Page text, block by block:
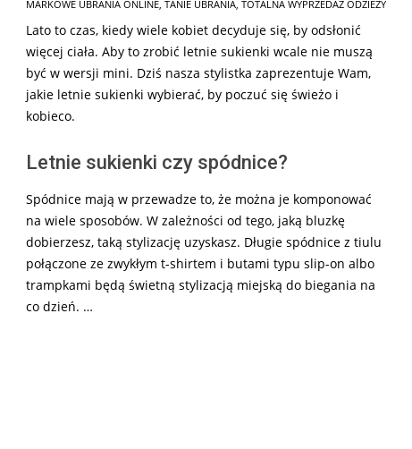
MARKOWE UBRANIA ONLINE, TANIE UBRANIA, TOTALNA WYPRZEDAŻ ODZIEŻY
Lato to czas, kiedy wiele kobiet decyduje się, by odsłonić
więcej ciała. Aby to zrobić letnie sukienki wcale nie muszą
być w wersji mini. Dziś nasza stylistka zaprezentuje Wam,
jakie letnie sukienki wybierać, by poczuć się świeżo i
kobieco.
Letnie sukienki czy spódnice?
Spódnice mają w przewadze to, że można je komponować
na wiele sposobów. W zależności od tego, jaką bluzkę
dobierzesz, taką stylizację uzyskasz. Długie spódnice z tiulu
połączone ze zwykłym t-shirtem i butami typu slip-on albo
trampkami będą świetną stylizacją miejską do biegania na
co dzień. …